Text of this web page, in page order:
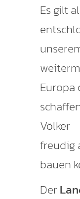
Es gilt
Europa
Völker
freudig
bauen
Der